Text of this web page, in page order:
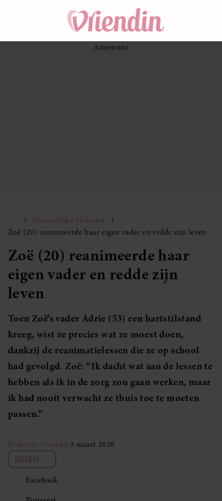
Persoonlijke verhalen
Zoë (20) reanimeerde haar eigen vader en redde zijn leven
Zoë (20) reanimeerde haar
eigen vader en redde zijn
leven
Toen Zoë’s vader Adrie (53) een hartstilstand
kreeg, wist ze precies wat ze moest doen,
dankzij de reanimatielessen die ze op school
had gevolgd. Zoë: “Ik dacht wat aan de lessen te
hebben als ik in de zorg zou gaan werken, maar
ik had nooit verwacht ze thuis toe te moeten
passen.”
Redactie Vriendin3 maart 2026
DELEN
Facebook